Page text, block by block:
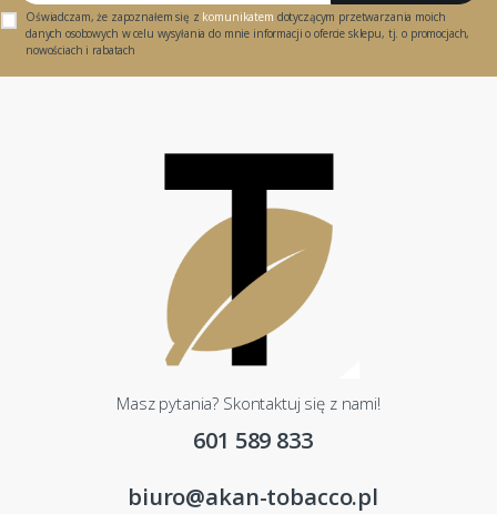
Oświadczam, że zapoznałem się z komunikatem dotyczącym przetwarzania moich
danych osobowych w celu wysyłania do mnie informacji o ofercie sklepu, tj. o promocjach,
nowościach i rabatach
Masz pytania? Skontaktuj się z nami!
601 589 833
biuro@akan-tobacco.pl